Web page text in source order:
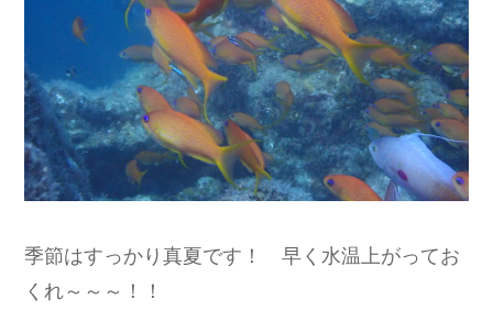
季節はすっかり真夏です！ 早く水温上がってお
くれ～～～！！